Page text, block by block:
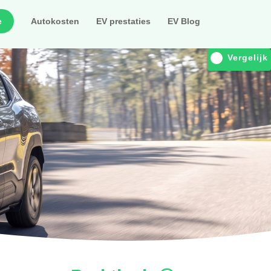
Autokosten EV prestaties EV Blog
Vergelijk